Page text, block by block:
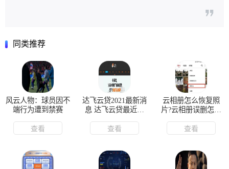
同类推荐
风云人物：球员因不
端行为遭到禁赛
查看
达飞云贷2021最新消
息 达飞云贷最近怎
查看
云相册怎么恢复照
片?云相册误删怎么
查看